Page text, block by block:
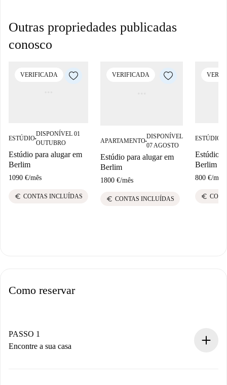
Outras propriedades publicadas
conosco
VERIFICADA
ESTÚDIO■
DISPONÍVEL 01
OUTUBRO
Estúdio para alugar em
Berlim
1090 €/mês
euro CONTAS INCLUÍDAS
VERIFICADA
APARTAMENTO■
DISPONÍVEL
07 AGOSTO
Estúdio para alugar em
Berlim
1800 €/mês
euro CONTAS INCLUÍDAS
ESTÚDIO
Estúdio
Berlim
800 €/mês
euro
Como reservar
PASSO 1
Encontre a sua casa